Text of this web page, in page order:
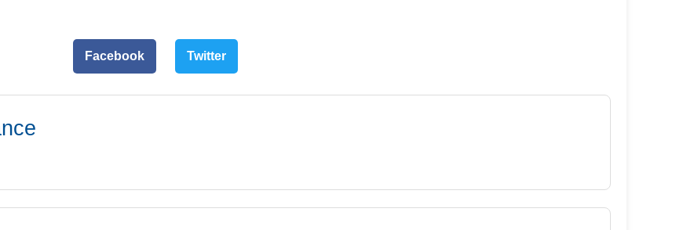
Facebook Twitter